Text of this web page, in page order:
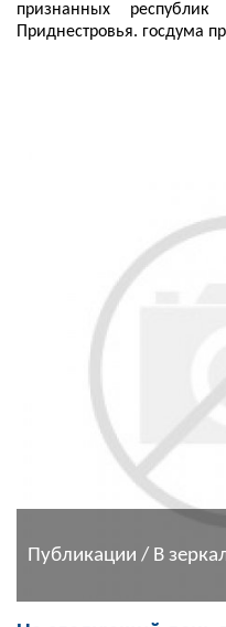
признанных
Приднестровья. госдума
Публикации / В